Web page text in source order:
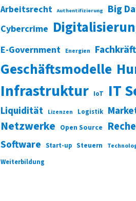
Arbeitsrecht Authentifizierung Big
Cybercrime
E-Government Energien
Geschäftsmodelle
Infrastruktur IoT IT
Liquidität Lizenzen Logistik
Netzwerke Open Source
Software Start-up Steuern
Weiterbildung